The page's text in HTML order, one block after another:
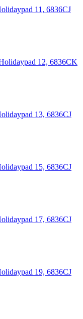
11, 6836CJ
12, 6836CK
13, 6836CJ
15, 6836CJ
17, 6836CJ
19, 6836CJ